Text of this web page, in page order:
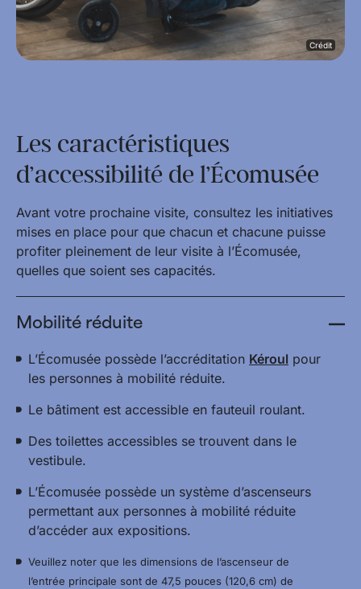
Crédit
Les caractéristiques
d’accessibilité de l’Écomusée
Avant votre prochaine visite, consultez les initiatives
mises en place pour que chacun et chacune puisse
profiter pleinement de leur visite à l’Écomusée,
quelles que soient ses capacités.
Mobilité réduite
L’Écomusée possède l’accréditation Kéroul pour
les personnes à mobilité réduite.
Le bâtiment est accessible en fauteuil roulant.
Des toilettes accessibles se trouvent dans le
vestibule.
L’Écomusée possède un système d’ascenseurs
permettant aux personnes à mobilité réduite
d’accéder aux expositions.
Veuillez noter que les dimensions de l’ascenseur de
l’entrée principale sont de 47,5 pouces (120,6 cm) de